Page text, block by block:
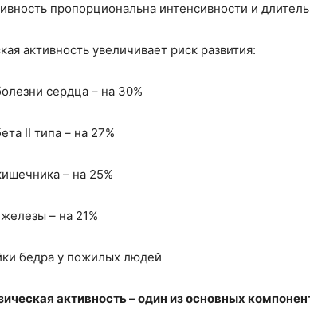
пропорциональна интенсивности и
активность увеличивает риск развития:
сердца – на 30%
II типа – на 27%
– на 25%
– на 21%
бедра у пожилых людей
активность – один из основных